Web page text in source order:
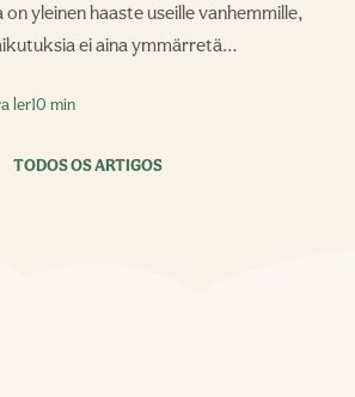
yleinen haaste useille vanhemmille,
ei aina ymmärretä…
ler10 min
TODOS OS ARTIGOS